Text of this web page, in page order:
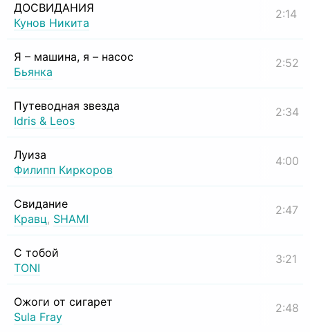
ДОСВИДАНИЯ
Кунов Никита
2:14
Я – машина, я – насос
Бьянка
2:52
Путеводная звезда
Idris & Leos
2:34
Луиза
Филипп Киркоров
4:00
Свидание
Кравц, SHAMI
2:47
С тобой
TONI
3:21
Ожоги от сигарет
Sula Fray
2:48